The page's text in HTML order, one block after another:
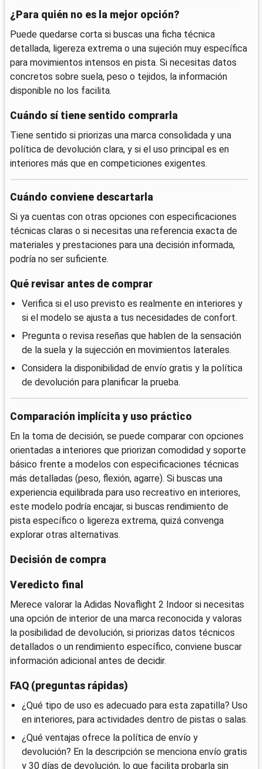
¿Para quién no es la mejor opción?
Puede quedarse corta si buscas una ficha técnica
detallada, ligereza extrema o una sujeción muy específica
para movimientos intensos en pista. Si necesitas datos
concretos sobre suela, peso o tejidos, la información
disponible no los facilita.
Cuándo sí tiene sentido comprarla
Tiene sentido si priorizas una marca consolidada y una
política de devolución clara, y si el uso principal es en
interiores más que en competiciones exigentes.
Cuándo conviene descartarla
Si ya cuentas con otras opciones con especificaciones
técnicas claras o si necesitas una referencia exacta de
materiales y prestaciones para una decisión informada,
podría no ser suficiente.
Qué revisar antes de comprar
Verifica si el uso previsto es realmente en interiores y
si el modelo se ajusta a tus necesidades de confort.
Pregunta o revisa reseñas que hablen de la sensación
de la suela y la sujección en movimientos laterales.
Considera la disponibilidad de envío gratis y la política
de devolución para planificar la prueba.
Comparación implícita y uso práctico
En la toma de decisión, se puede comparar con opciones
orientadas a interiores que priorizan comodidad y soporte
básico frente a modelos con especificaciones técnicas
más detalladas (peso, flexión, agarre). Si buscas una
experiencia equilibrada para uso recreativo en interiores,
este modelo podría encajar, si buscas rendimiento de
pista específico o ligereza extrema, quizá convenga
explorar otras alternativas.
Decisión de compra
Veredicto final
Merece valorar la Adidas Novaflight 2 Indoor si necesitas
una opción de interior de una marca reconocida y valoras
la posibilidad de devolución, si priorizas datos técnicos
detallados o un rendimiento específico, conviene buscar
información adicional antes de decidir.
FAQ (preguntas rápidas)
¿Qué tipo de uso es adecuado para esta zapatilla? Uso
en interiores, para actividades dentro de pistas o salas.
¿Qué ventajas ofrece la política de envío y
devolución? En la descripción se menciona envío gratis
y 30 días de devolución, lo que facilita probarla sin